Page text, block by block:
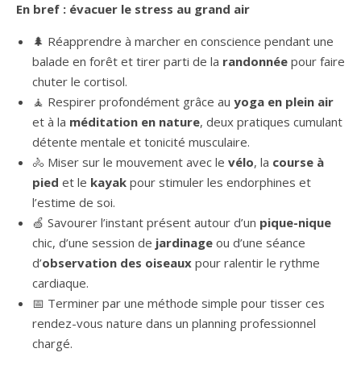
En bref : évacuer le stress au grand air
🌲 Réapprendre à marcher en conscience pendant une
balade en forêt et tirer parti de la randonnée pour faire
chuter le cortisol.
🧘 Respirer profondément grâce au yoga en plein air
et à la méditation en nature, deux pratiques cumulant
détente mentale et tonicité musculaire.
🚴 Miser sur le mouvement avec le vélo, la course à
pied et le kayak pour stimuler les endorphines et
l’estime de soi.
🍏 Savourer l’instant présent autour d’un pique-nique
chic, d’une session de jardinage ou d’une séance
d’observation des oiseaux pour ralentir le rythme
cardiaque.
📅 Terminer par une méthode simple pour tisser ces
rendez-vous nature dans un planning professionnel
chargé.